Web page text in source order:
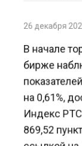
бирже
на 0,61%,
Индекс РТС
869,52
ссылкой